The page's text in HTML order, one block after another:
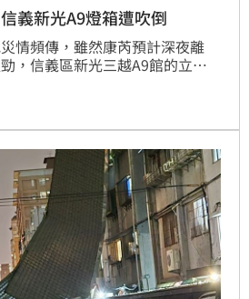
義新光A9燈箱遭吹倒
情頻傳，雖然康芮預計深夜離
，信義區新光三越A9館的立柱